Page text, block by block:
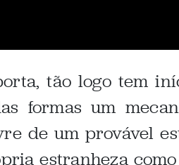
tão logo tem
formas um
de um provável
estranheza